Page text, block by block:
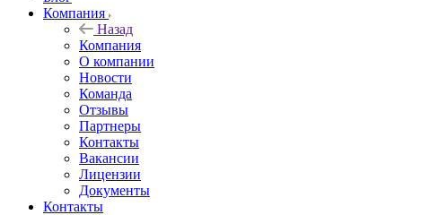
Компания
Назад
Компания
О компании
Новости
Команда
Отзывы
Партнеры
Контакты
Вакансии
Лицензии
Документы
Контакты